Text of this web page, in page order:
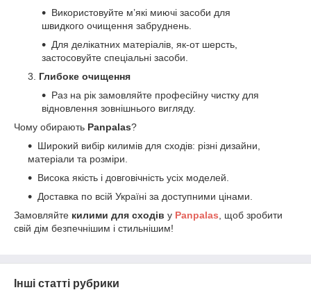
Використовуйте м’які миючі засоби для
швидкого очищення забруднень.
Для делікатних матеріалів, як-от шерсть,
застосовуйте спеціальні засоби.
Глибоке очищення
Раз на рік замовляйте професійну чистку для
відновлення зовнішнього вигляду.
Чому обирають Panpalas?
Широкий вибір килимів для сходів: різні дизайни,
матеріали та розміри.
Висока якість і довговічність усіх моделей.
Доставка по всій Україні за доступними цінами.
Замовляйте килими для сходів у Panpalas , щоб зробити
свій дім безпечнішим і стильнішим!
Інші статті рубрики